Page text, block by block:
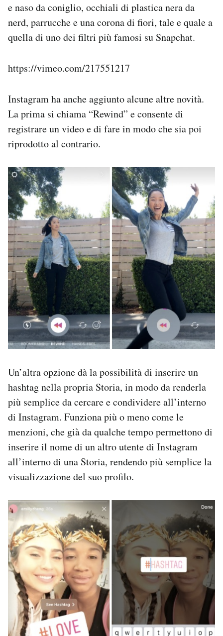
e naso da coniglio, occhiali di plastica nera da
nerd, parrucche e una corona di fiori, tale e quale a
quella di uno dei filtri più famosi su Snapchat.
https://vimeo.com/217551217
Instagram ha anche aggiunto alcune altre novità.
La prima si chiama “Rewind” e consente di
registrare un video e di fare in modo che sia poi
riprodotto al contrario.
Un’altra opzione dà la possibilità di inserire un
hashtag nella propria Storia, in modo da renderla
più semplice da cercare e condividere all’interno
di Instagram. Funziona più o meno come le
menzioni, che già da qualche tempo permettono di
inserire il nome di un altro utente di Instagram
all’interno di una Storia, rendendo più semplice la
visualizzazione del suo profilo.